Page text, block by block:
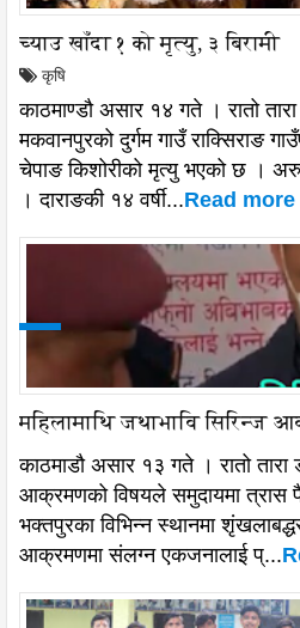
च्याउ खाँदा १ को मृत्यु, ३ बिरामी
कृषि
काठमाण्डौ असार १४ गते । रातो
मकवानपुरको दुर्गम गाउँ राक्सिराङ
चेपाङ किशोरीको मृत्यु भएको छ । अरु
। दाराङकी १४ वर्षी...Read more
महिलामाथि जथाभावि सिरिन्ज
काठमाडौ असार १३ गते । रातो
आक्रमणको विषयले समुदायमा त्रास
भक्तपुरका विभिन्न स्थानमा
आक्रमणमा संलग्न एकजनालाई प्...